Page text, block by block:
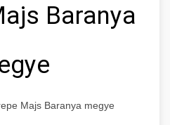
Baranya
Majs Baranya megye